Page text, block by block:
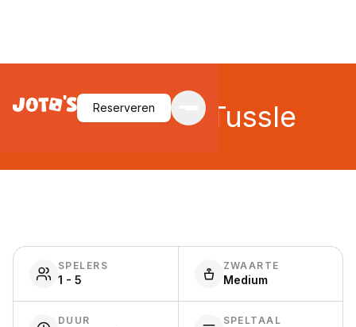
Reserveren
Townsfolk Tussle
SPELERS
1 - 5
ZWAARTE
Medium
DUUR SPELTAAL